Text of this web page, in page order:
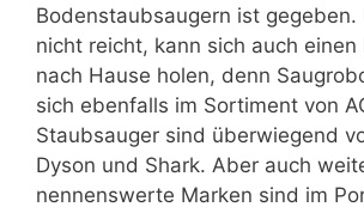
Bodenstaubsaugern ist
nicht reicht, kann sich auch
nach Hause holen, denn
sich ebenfalls im Sortiment von
Staubsauger sind überwiegend
Dyson und Shark. Aber auch
nennenswerte Marken sind im